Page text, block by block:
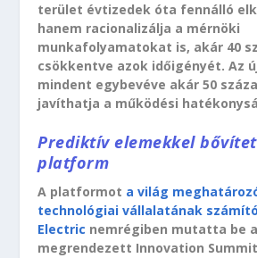
terület évtizedek óta fennálló
hanem racionalizálja a mérnöki
munkafolyamatokat is, akár 40
csökkentve azok időigényét. Az
mindent egybevéve akár 50
javíthatja a működési
Prediktív elemekkel
platform
A platformot a világ
technológiai vállalatának
Electric nemrégiben mutatta be
megrendezett Innovation